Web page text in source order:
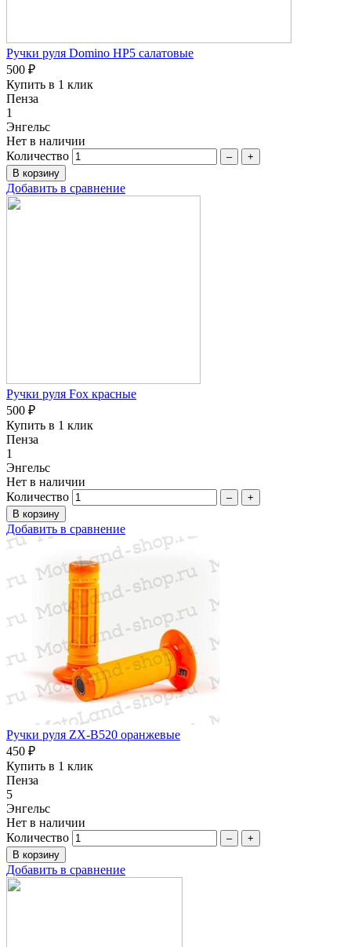
Ручки руля Domino HP5 салатовые
500 ₽
Купить в 1 клик
Пенза
1
Энгельс
Нет в наличии
Количество
– +
Добавить в сравнение
Ручки руля Fox красные
500 ₽
Купить в 1 клик
Пенза
1
Энгельс
Нет в наличии
Количество
– +
Добавить в сравнение
Ручки руля ZX-B520 оранжевые
450 ₽
Купить в 1 клик
Пенза
5
Энгельс
Нет в наличии
Количество
– +
Добавить в сравнение